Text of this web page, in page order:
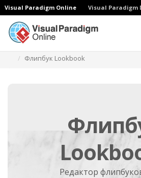
Visual Paradigm Online Visual Paradigm
Флипбук Lookbook
Редактор